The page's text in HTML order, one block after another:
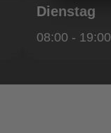
Dienstag
08:00 - 19:00